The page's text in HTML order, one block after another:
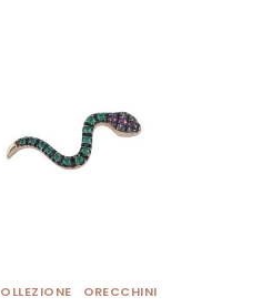
ORECCHINI